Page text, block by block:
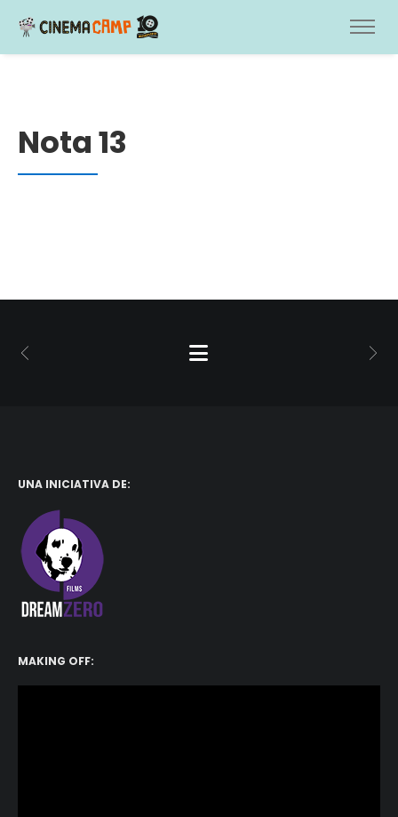
Nota 13
UNA INICIATIVA DE:
MAKING OFF: